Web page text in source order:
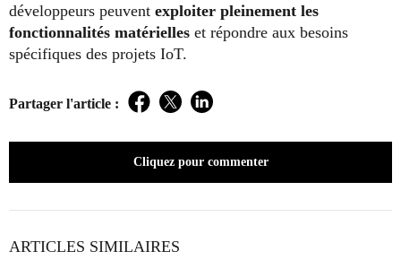
développeurs peuvent exploiter pleinement les
fonctionnalités matérielles et répondre aux besoins
spécifiques des projets IoT.
Partager l'article : Facebook
TwitterLinkedIn
Cliquez pour commenter
ARTICLES SIMILAIRES